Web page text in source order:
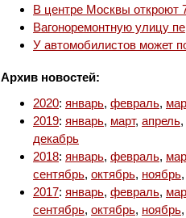
В центре Москвы откроют
Вагоноремонтную улицу
У автомобилистов может
Архив новостей:
2020: январь, февраль,
2019: январь, март, апрель,
декабрь
2018: январь, февраль,
сентябрь, октябрь, ноябрь
2017: январь, февраль,
сентябрь, октябрь, ноябрь